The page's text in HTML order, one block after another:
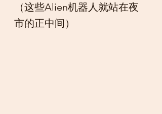
（这些Alien机器人就站在夜
市的正中间）